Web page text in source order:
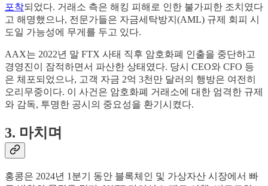
포착되었다. 거래소 측은 해킹 피해로 인한 불가피한 조치였다
고 해명했으나, 전문가들은 자금세탁방지(AML) 규제 회피 시
도일 가능성에 무게를 두고 있다.
AAX는 2022년 말 FTX 사태 직후 암호화폐 인출을 중단하고
경영진이 잠적하면서 파산한 상태였다. 당시 CEO와 CFO 등
은 체포되었으나, 고객 자금 2억 3천만 달러의 행방은 여전히
오리무중이다. 이 사건은 암호화폐 거래소에 대한 엄격한 규제
와 감독, 투명한 공시의 중요성을 환기시켰다.
3. 마치며
홍콩은 2024년 1분기 동안 블록체인 및 가상자산 시장에서 빠